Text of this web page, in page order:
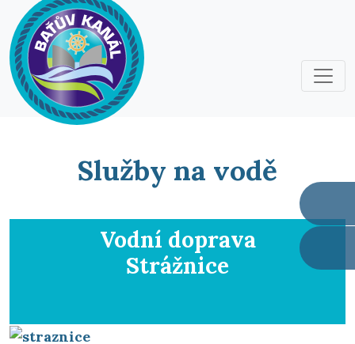
Služby na vodě
Vodní doprava
Strážnice